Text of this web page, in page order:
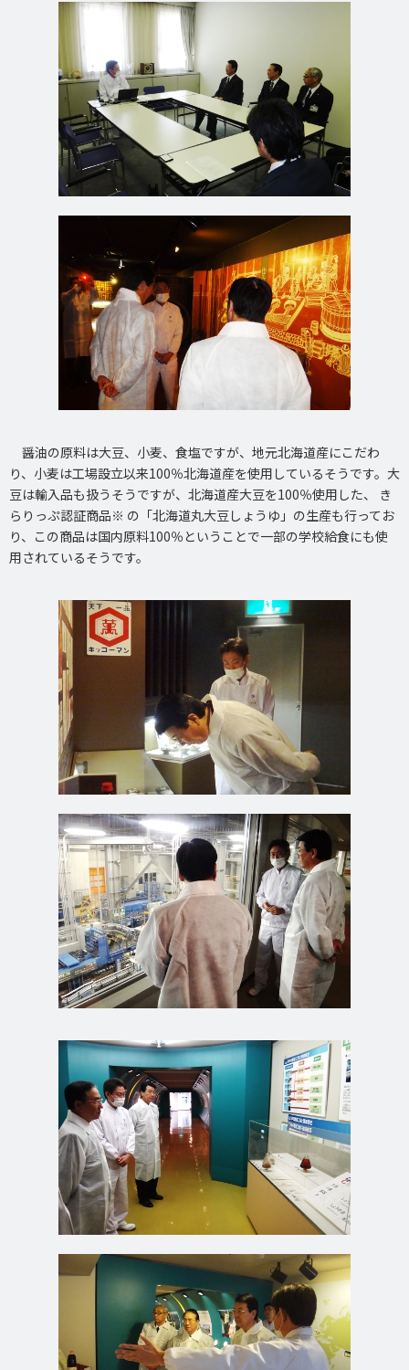
醤油の原料は大豆、小麦、食塩ですが、地元北海道産にこだわ
り、小麦は工場設立以来100％北海道産を使用しているそうです。大
豆は輸入品も扱うそうですが、北海道産大豆を100％使用した、 き
らりっぷ認証商品※ の「北海道丸大豆しょうゆ」の生産も行ってお
り、この商品は国内原料100％ということで一部の学校給食にも使
用されているそうです。